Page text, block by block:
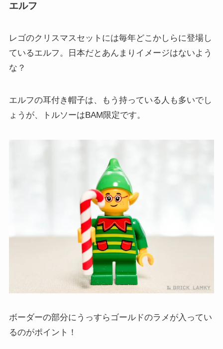
エルフ
レゴのクリスマスセットには毎年どこかしらに登場し
ているエルフ。日本だとあんまりイメージはないよう
な？
エルフの耳付き帽子は、もう持っている人も多いでし
ょうが、トルソーはBAM限定です。
ボーダーの部分にうっすらゴールドのラメが入ってい
るのがポイント！